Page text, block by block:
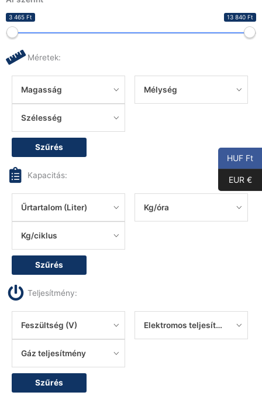
3 465 Ft 13 840 Ft
Méretek:
Magasság Mélység
Szélesség
Szűrés
Kapacitás:
Űrtartalom (Liter) Kg/óra
Kg/ciklus
Szűrés
Teljesítmény:
Feszültség (V) Elektromos teljesítmény
Gáz teljesítmény
Szűrés
HUF Ft
EUR €